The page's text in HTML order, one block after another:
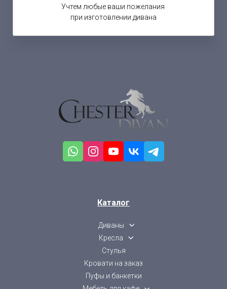
Учтем любые ваши пожелания
при изготовлении дивана
Каталог
Диваны
Кресла
Стулья
Кровати на заказ
Пуфы и банкетки